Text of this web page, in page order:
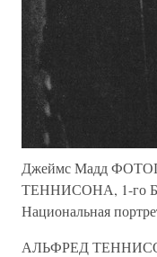
Джеймс Мадд
ТЕННИСОНА, 1-го
Национальная
АЛЬФРЕД